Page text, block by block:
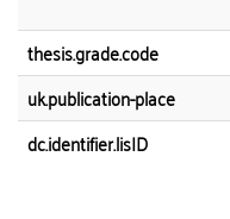
thesis.grade.code
uk.publication-place
dc.identifier.lisID